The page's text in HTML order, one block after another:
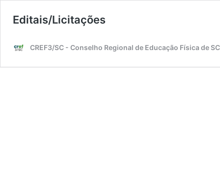
Editais/Licitações
CREF3/SC - Conselho Regional de Educação Física de SC